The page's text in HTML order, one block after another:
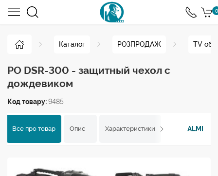
0
Каталог РОЗПРОДАЖ TV
РО DSR-300 - защитный чехол с
дождевиком
Код товару:9485
Все про товар Опис Характеристики ВідгукиALMI